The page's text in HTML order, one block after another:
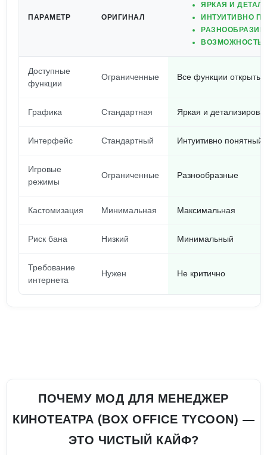
ПАРАМЕТР ОРИГИНАЛ
ЯРКАЯ И
ИНТУИТИВНО
ВОЗМОЖНОСТЬ
Доступные
функции
Ограниченные Все функции открыты
Графика Стандартная Яркая и
Интерфейс Стандартный Интуитивно понятный
Игровые
режимы
Ограниченные Разнообразные
Кастомизация Минимальная Максимальная
Риск бана Низкий Минимальный
Требование
интернета
Нужен Не критично
ПОЧЕМУ МОД ДЛЯ МЕНЕДЖЕР
КИНОТЕАТРА (BOX OFFICE TYCOON) —
ЭТО ЧИСТЫЙ КАЙФ?